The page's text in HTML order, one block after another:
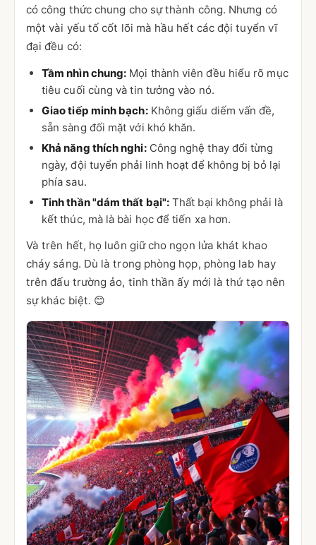
có công thức chung cho sự thành công. Nhưng có
một vài yếu tố cốt lõi mà hầu hết các đội tuyển vĩ
đại đều có:
Tầm nhìn chung: Mọi thành viên đều hiểu rõ mục
tiêu cuối cùng và tin tưởng vào nó.
Giao tiếp minh bạch:Không giấu diếm vấn đề,
sẵn sàng đối mặt với khó khăn.
Khả năng thích nghi:Công nghệ thay đổi từng
ngày, đội tuyển phải linh hoạt để không bị bỏ lại
phía sau.
Tinh thần "dám thất bại": Thất bại không phải là
kết thúc, mà là bài học để tiến xa hơn.
Và trên hết, họ luôn giữ cho ngọn lửa khát khao
cháy sáng. Dù là trong phòng họp, phòng lab hay
trên đấu trường ảo, tinh thần ấy mới là thứ tạo nên
sự khác biệt. 😊